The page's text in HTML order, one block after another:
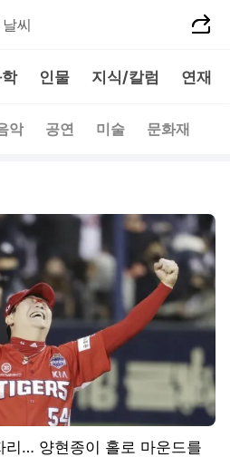
날씨
인물 지식/칼럼 연재
악 공연 미술 문화재
리… 양현종이 홀로 마운드를